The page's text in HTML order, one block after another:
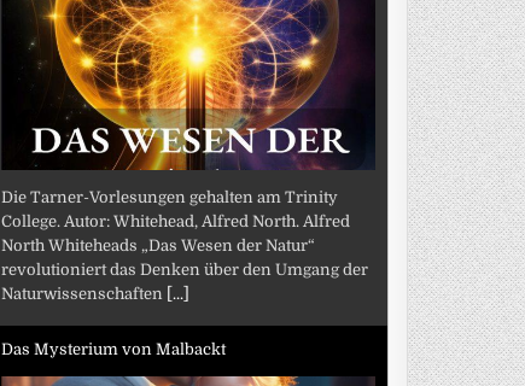
Die Tarner-Vorlesungen gehalten am Trinity
College. Autor: Whitehead, Alfred North. Alfred
North Whiteheads „Das Wesen der Natur“
revolutioniert das Denken über den Umgang der
Naturwissenschaften [...]
Das Mysterium von Malbackt